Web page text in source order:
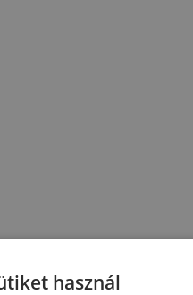
használ